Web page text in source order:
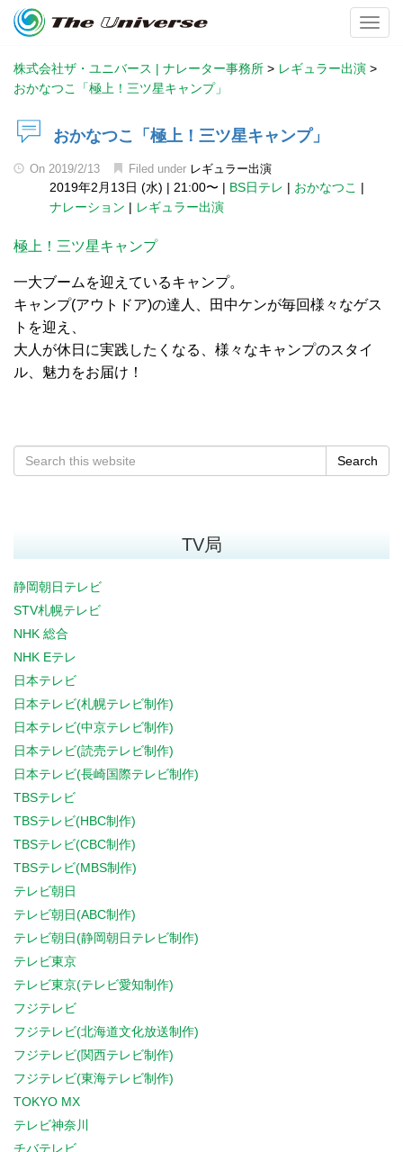
株式会社ザ・ユニバース | ナレーター事務所 > レギュラー出演 >
おかなつこ「極上！三ツ星キャンプ」
おかなつこ「極上！三ツ星キャンプ」
On 2019/2/13 Filed under レギュラー出演
2019年2月13日 (水) | 21:00〜 | BS日テレ | おかなつこ |
ナレーション | レギュラー出演
極上！三ツ星キャンプ
一大ブームを迎えているキャンプ。
キャンプ(アウトドア)の達人、田中ケンが毎回様々なゲス
トを迎え、
大人が休日に実践したくなる、様々なキャンプのスタイ
ル、魅力をお届け！
Search
TV局
静岡朝日テレビ
STV札幌テレビ
NHK 総合
NHK Eテレ
日本テレビ
日本テレビ(札幌テレビ制作)
日本テレビ(中京テレビ制作)
日本テレビ(読売テレビ制作)
日本テレビ(長崎国際テレビ制作)
TBSテレビ
TBSテレビ(HBC制作)
TBSテレビ(CBC制作)
TBSテレビ(MBS制作)
テレビ朝日
テレビ朝日(ABC制作)
テレビ朝日(静岡朝日テレビ制作)
テレビ東京
テレビ東京(テレビ愛知制作)
フジテレビ
フジテレビ(北海道文化放送制作)
フジテレビ(関西テレビ制作)
フジテレビ(東海テレビ制作)
TOKYO MX
テレビ神奈川
チバテレビ